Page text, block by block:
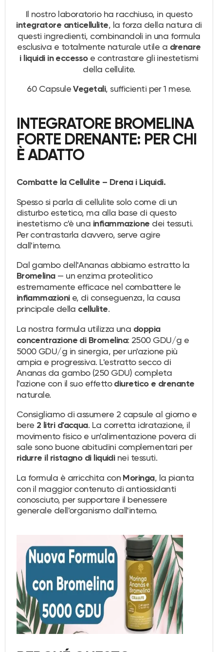
Il nostro laboratorio ha racchiuso, in questo
integratore anticellulite, la forza della natura di
questi ingredienti, combinandoli in una formula
esclusiva e totalmente naturale utile a drenare
i liquidi in eccessoe contrastare gli inestetismi
della cellulite.
60 CapsuleVegetali, sufficienti per 1 mese.
INTEGRATORE BROMELINA
FORTE DRENANTE: PER CHI
È ADATTO
Combatte la Cellulite – Drena i Liquidi.
Spesso si parla di cellulite solo come di un
disturbo estetico, ma alla base di questo
inestetismo c'è una infiammazione dei tessuti.
Per contrastarla davvero, serve agire
dall'interno.
Dal gambo dell'Ananas abbiamo estratto la
Bromelina— un enzima proteolitico
estremamente efficace nel combattere le
infiammazionie, di conseguenza, la causa
principale della cellulite.
La nostra formula utilizza una doppia
concentrazione di Bromelina: 2500 GDU/g e
5000 GDU/g in sinergia, per un'azione più
ampia e progressiva. L'estratto secco di
Ananas da gambo (250 GDU) completa
l'azione con il suo effetto diuretico e drenante
naturale.
Consigliamo di assumere 2 capsule al giorno e
bere 2 litri d'acqua. La corretta idratazione, il
movimento fisico e un'alimentazione povera di
sale sono buone abitudini complementari per
ridurre il ristagno di liquidinei tessuti.
La formula è arricchita con Moringa, la pianta
con il maggior contenuto di antiossidanti
conosciuto, per supportare il benessere
generale dell'organismo dall'interno.